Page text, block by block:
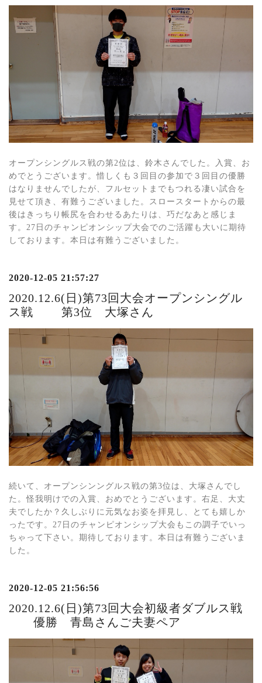
オープンシングルス戦の第2位は、鈴木さんでした。入賞、お
めでとうございます。惜しくも３回目の参加で３回目の優勝
はなりませんでしたが、フルセットまでもつれる凄い試合を
見せて頂き、有難うございました。スロースタートからの最
後はきっちり帳尻を合わせるあたりは、巧だなあと感じま
す。27日のチャンピオンシップ大会でのご活躍も大いに期待
しております。本日は有難うございました。
2020-12-05 21:57:27
2020.12.6(日)第73回大会オープンシングル
ス戦 第3位 大塚さん
続いて、オープンシンングルス戦の第3位は、大塚さんでし
た。怪我明けでの入賞、おめでとうございます。右足、大丈
夫でしたか？久しぶりに元気なお姿を拝見し、とても嬉しか
ったです。27日のチャンピオンシップ大会もこの調子でいっ
ちゃって下さい。期待しております。本日は有難うございま
した。
2020-12-05 21:56:56
2020.12.6(日)第73回大会初級者ダブルス戦
優勝 青島さんご夫妻ペア